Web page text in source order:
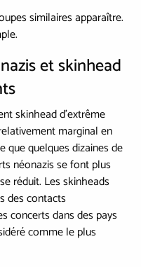
similaires apparaître.
et skinhead
skinhead d’extrême
marginal en
que quelques dizaines de
néonazis se font plus
réduit. Les skinheads
des contacts
concerts dans des pays
comme le plus